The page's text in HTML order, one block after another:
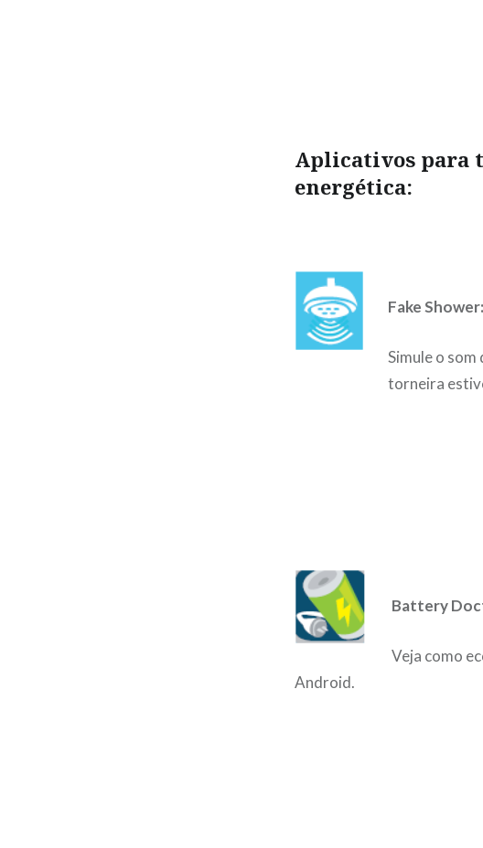
Aplicativos para
energética:
Fake Shower:
Simule o som
torneira
Battery
Veja como
Android.